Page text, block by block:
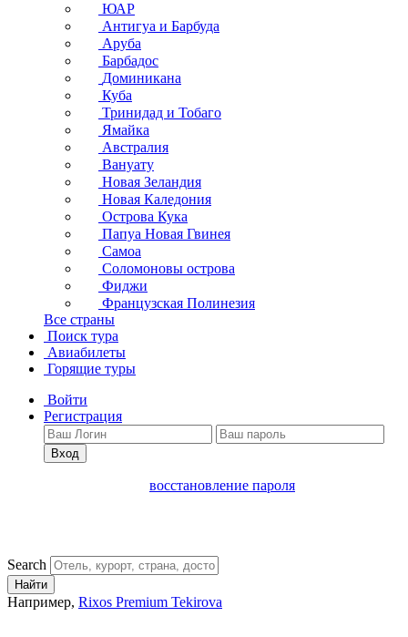
ЮАР
Антигуа и Барбуда
Аруба
Барбадос
Доминикана
Куба
Тринидад и Тобаго
Ямайка
Австралия
Вануату
Новая Зеландия
Новая Каледония
Острова Кука
Папуа Новая Гвинея
Самоа
Соломоновы острова
Фиджи
Французская Полинезия
Все страны
Поиск тура
Авиабилеты
Горящие туры
Войти
Регистрация
Вход
восстановление пароля
Search
Найти
Например, Rixos Premium Tekirova